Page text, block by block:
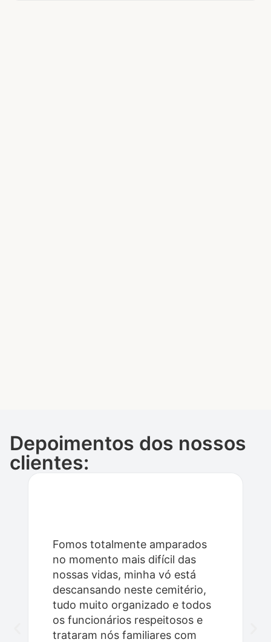
Depoimentos dos nossos
clientes:
Fomos totalmente amparados
no momento mais difícil das
nossas vidas, minha vó está
descansando neste cemitério,
tudo muito organizado e todos
os funcionários respeitosos e
trataram nós familiares com